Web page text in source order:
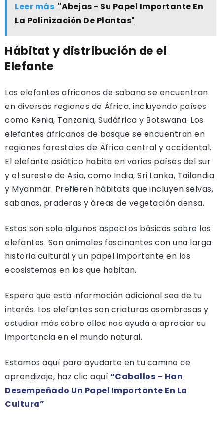
Leer más "Abejas - Su Papel Importante En
La Polinización De Plantas"
Hábitat y distribución de el
Elefante
Los elefantes africanos de sabana se encuentran
en diversas regiones de África, incluyendo países
como Kenia, Tanzania, Sudáfrica y Botswana. Los
elefantes africanos de bosque se encuentran en
regiones forestales de África central y occidental.
El elefante asiático habita en varios países del sur
y el sureste de Asia, como India, Sri Lanka, Tailandia
y Myanmar. Prefieren hábitats que incluyen selvas,
sabanas, praderas y áreas de vegetación densa.
Estos son solo algunos aspectos básicos sobre los
elefantes. Son animales fascinantes con una larga
historia cultural y un papel importante en los
ecosistemas en los que habitan.
Espero que esta información adicional sea de tu
interés. Los elefantes son criaturas asombrosas y
estudiar más sobre ellos nos ayuda a apreciar su
importancia en el mundo natural.
Estamos aquí para ayudarte en tu camino de
aprendizaje, haz clic aquí “Caballos – Han
Desempeñado Un Papel Importante En La
Cultura”